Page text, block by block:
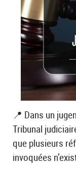
📍 Dans un
Tribunal
que plusieurs
invoquées